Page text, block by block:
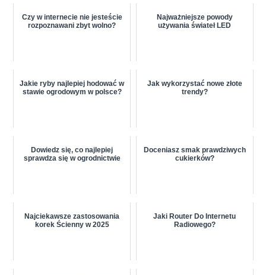
Czy w internecie nie jesteście
rozpoznawani zbyt wolno?
Najważniejsze powody
używania świateł LED
Jakie ryby najlepiej hodować w
stawie ogrodowym w polsce?
Jak wykorzystać nowe złote
trendy?
Dowiedz się, co najlepiej
sprawdza się w ogrodnictwie
Doceniasz smak prawdziwych
cukierków?
Najciekawsze zastosowania
korek Ścienny w 2025
Jaki Router Do Internetu
Radiowego?